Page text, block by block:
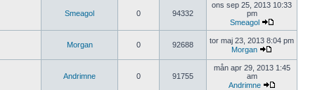
Smeagol 0 94332
ons sep 25, 2013 10:33
pm
Smeagol
Morgan 0 92688
tor maj 23, 2013 8:04 pm
Morgan
Andrimne 0 91755
mån apr 29, 2013 1:45
am
Andrimne